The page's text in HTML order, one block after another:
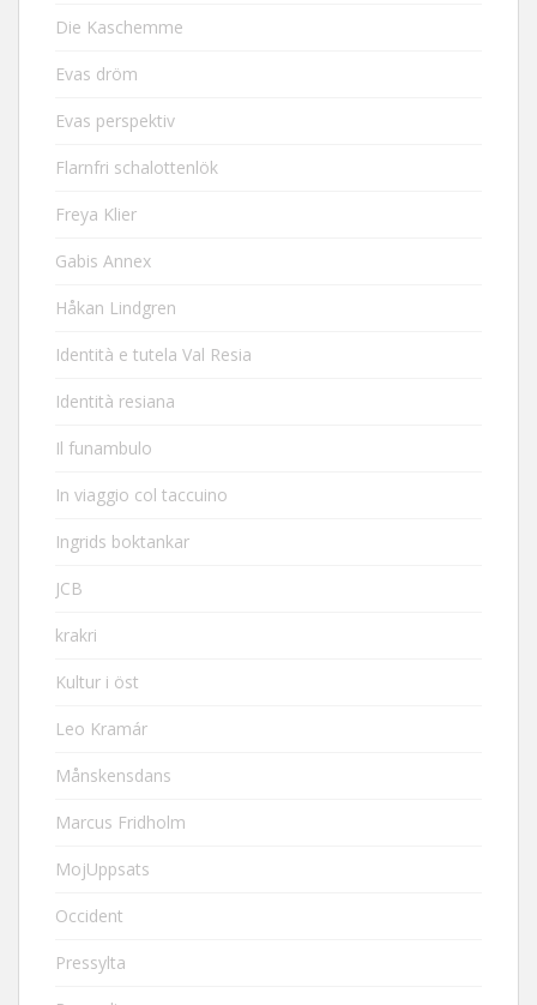
Die Kaschemme
Evas dröm
Evas perspektiv
Flarnfri schalottenlök
Freya Klier
Gabis Annex
Håkan Lindgren
Identità e tutela Val Resia
Identità resiana
Il funambulo
In viaggio col taccuino
Ingrids boktankar
JCB
krakri
Kultur i öst
Leo Kramár
Månskensdans
Marcus Fridholm
MojUppsats
Occident
Pressylta